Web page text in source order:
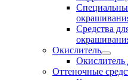
Средства
Окислитель
Окислитель
Оттеночные